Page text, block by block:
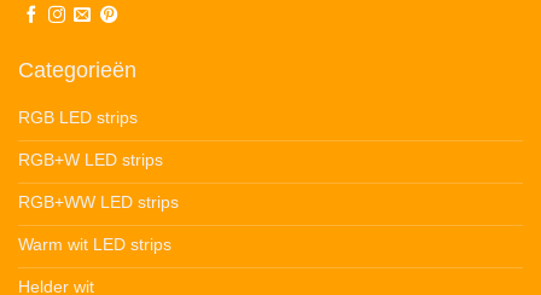
Categorieën
RGB LED strips
RGB+W LED strips
RGB+WW LED strips
Warm wit LED strips
Helder wit